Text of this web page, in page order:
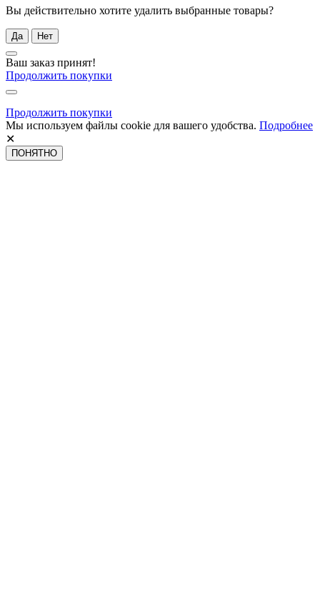
Вы действительно хотите удалить выбранные товары?
Да Нет
Ваш заказ принят!
Продолжить покупки
Продолжить покупки
Мы используем файлы cookie для вашего удобства. Подробнее
✕
ПОНЯТНО